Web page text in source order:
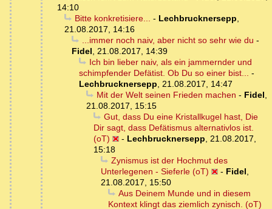
14:10
Bitte konkretisiere... - Lechbrucknersepp,
21.08.2017, 14:16
...immer noch naiv, aber nicht so sehr wie du -
Fidel, 21.08.2017, 14:39
Ich bin lieber naiv, als ein jammernder und
schimpfender Defätist. Ob Du so einer bist... -
Lechbrucknersepp, 21.08.2017, 14:47
Mit der Welt seinen Frieden machen - Fidel,
21.08.2017, 15:15
Gut, dass Du eine Kristallkugel hast, Die
Dir sagt, dass Defätismus alternativlos ist.
(oT)
- Lechbrucknersepp, 21.08.2017,
15:18
Zynismus ist der Hochmut des
Unterlegenen - Sieferle (oT)
- Fidel,
21.08.2017, 15:50
Aus Deinem Munde und in diesem
Kontext klingt das ziemlich zynisch. (oT)